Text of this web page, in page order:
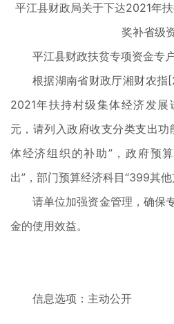
平江县财政局关于下达2021年
奖补省级
平江县财政扶贫专项资金专户
根据湖南省财政厅湘财农
2021年扶持村级集体经济发
元，请列入政府收支分类支出
体经济组织的补助”，政府预
出”，部门预算经济科目“399其他
请单位加强资金管理，确保
金的使用效益。
信息选项：主动公开